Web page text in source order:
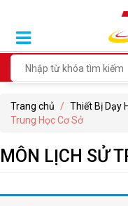
PHẨM
BÁN
CHẠY
THIẾT
DẠY
HỌC
Trang chủ / Thiết Bị Dạy
Trung Học Cơ Sở
MÔN LỊCH SỬ